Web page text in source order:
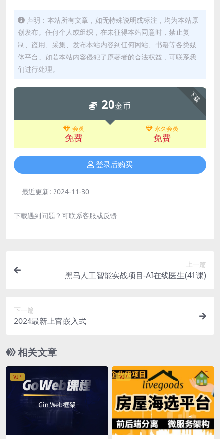
声明：本站所有文章，如无特殊说明或标注，均为本站原
创发布。任何个人或组织，在未征得本站同意时，禁止复
制、盗用、采集、发布本站内容到任何网站、书籍等各类媒
体平台。如若本站内容侵犯了原著者的合法权益，可联系我
们进行处理。
下载
20金币
会员
免费
永久会员
免费
登录后购买
最近更新: 2024-11-30
下载遇到问题？可联系客服或反馈
上一篇
黑马人工智能实战项目-AI在线医生(41课)
下一篇
2024最新上官嵌入式
相关文章
VIP VIP